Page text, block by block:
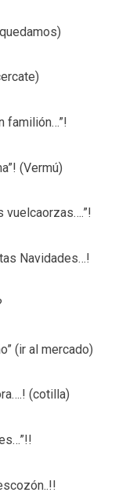
familión…”!
(Vermú)
vuelcaorzas….”!
Navidades…!
(ir al mercado)
(cotilla)